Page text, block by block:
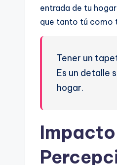
entrada de tu
que tanto tú como
Tener un
Es un detalle
hogar.
Impacto